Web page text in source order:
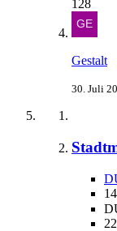
128
Gestalt
30. Juli